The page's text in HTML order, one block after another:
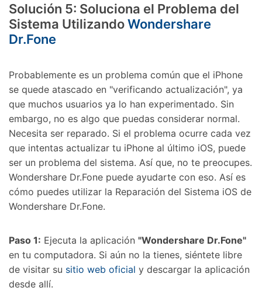
Solución 5: Soluciona el Problema del
Sistema UtilizandoWondershare
Dr.Fone
Probablemente es un problema común que el iPhone
se quede atascado en "verificando actualización", ya
que muchos usuarios ya lo han experimentado. Sin
embargo, no es algo que puedas considerar normal.
Necesita ser reparado. Si el problema ocurre cada vez
que intentas actualizar tu iPhone al último iOS, puede
ser un problema del sistema. Así que, no te preocupes.
Wondershare Dr.Fone puede ayudarte con eso. Así es
cómo puedes utilizar la Reparación del Sistema iOS de
Wondershare Dr.Fone.
Paso 1: Ejecuta la aplicación "Wondershare Dr.Fone"
en tu computadora. Si aún no la tienes, siéntete libre
de visitar su sitio web oficial y descargar la aplicación
desde allí.